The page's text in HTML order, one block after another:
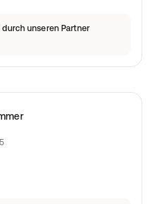
unseren Partner
ist ein Urgetreide in Bioland -